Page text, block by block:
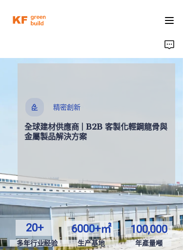
精密創新
全球建材供應商 | B2B 客製化輕鋼龍骨與
金屬製品解決方案
20+
多年行业经验
100,000
6000+㎡
生产基地 年產量噸
關於我們
工廠實力
部落格
聯繫我們